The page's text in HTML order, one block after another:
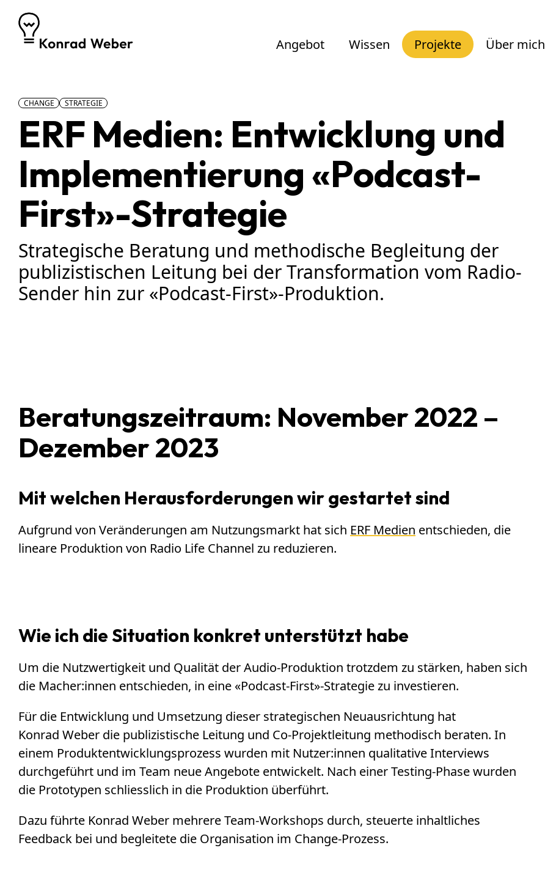
Zum Inhalt springen
Angebot Wissen Projekte Über mich
CHANGE STRATEGIE
ERF Medien: Entwicklung und
Implementierung «Podcast-
First»-Strategie
Strategische Beratung und methodische Begleitung der
publizistischen Leitung bei der Transformation vom Radio-
Sender hin zur «Podcast-First»-Produktion.
Beratungszeitraum: November 2022 –
Dezember 2023
Mit welchen Herausforderungen wir gestartet sind
Aufgrund von Veränderungen am Nutzungsmarkt hat sich ERF Medien entschieden, die
lineare Produktion von Radio Life Channel zu reduzieren.
Wie ich die Situation konkret unterstützt habe
Um die Nutzwertigkeit und Qualität der Audio-Produktion trotzdem zu stärken, haben sich
die Macher:innen entschieden, in eine «Podcast-First»-Strategie zu investieren.
Für die Entwicklung und Umsetzung dieser strategischen Neuausrichtung hat
Konrad Weber die publizistische Leitung und Co-Projektleitung methodisch beraten. In
einem Produktentwicklungsprozess wurden mit Nutzer:innen qualitative Interviews
durchgeführt und im Team neue Angebote entwickelt. Nach einer Testing-Phase wurden
die Prototypen schliesslich in die Produktion überführt.
Dazu führte Konrad Weber mehrere Team-Workshops durch, steuerte inhaltliches
Feedback bei und begleitete die Organisation im Change-Prozess.